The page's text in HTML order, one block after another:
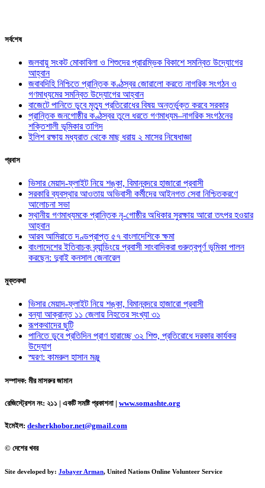
সর্বশেষ
জলবায়ু সংকট মোকাবিলা ও শিশুদের প্রারম্ভিক বিকাশে সমন্বিত উদ্যোগের
আহ্বান
জবাবদিহি নিশ্চিতে প্রান্তিক কণ্ঠস্বর জোরালো করতে নাগরিক সংগঠন ও
গণমাধ্যমের সমন্বিত উদ্যোগের আহ্বান
বাজেটে পানিতে ডুবে মৃত্যু প্রতিরোধের বিষয় অন্তর্ভুক্ত করবে সরকার
প্রান্তিক জনগোষ্ঠীর কণ্ঠস্বর তুলে ধরতে গণমাধ্যম–নাগরিক সংগঠনের
শক্তিশালী ভূমিকার তাগিদ
ইলিশ রক্ষায় মধ্যরাত থেকে মাছ ধরায় ২ মাসের নিষেধাজ্ঞা
প্রবাস
ভিসার মেয়াদ-ফ্লাইট নিয়ে শঙ্কা, বিমানবন্দরে হাজারো প্রবাসী
সরকারি ব্যবস্থার আওতায় অভিবাসী কর্মীদের আইনগত সেবা নিশ্চিতকরণে
আলোচনা সভা
স্থানীয় গণমাধ্যমকে প্রান্তিক নৃ-গোষ্ঠীর অধিকার সুরক্ষায় আরো তৎপর হওয়ার
আহ্বান
আরব আমিরাতে দণ্ডপ্রাপ্ত ৫৭ বাংলাদেশিকে ক্ষমা
বাংলাদেশের ইতিবাচক ব্র্যান্ডিংয়ে প্রবাসী সাংবাদিকরা গুরুত্বপূর্ণ ভূমিকা পালন
করছেন: দুবাই কনসাল জেনারেল
মুক্তকথা
ভিসার মেয়াদ-ফ্লাইট নিয়ে শঙ্কা, বিমানবন্দরে হাজারো প্রবাসী
বন্যা আক্রান্ত ১১ জেলায় নিহতের সংখ্যা ৩১
রূপকথাদের ছুটি
পানিতে ডুবে প্রতিদিন প্রাণ হারাচ্ছে ৩২ শিশু, প্রতিরোধে দরকার কার্যকর
উদ্যোগ
স্মরণ: কামরুল হাসান মঞ্জু
সম্পাদক: মীর মাসরুর জামান
রেজিস্ট্রেশন নং: ২১১ | একটি সমষ্টি প্রকাশনা | www.somashte.org
ইমেইল: desherkhobor.net@gmail.com
© দেশের খবর
Site developed by: Jobayer Arman, United Nations Online Volunteer Service